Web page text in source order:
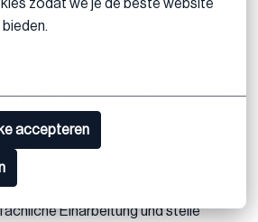
zodat we je de beste website
accepteren
oder Finance (z. B. Audit,
oder Controlling) sind von Vorteil
Zeitraum von mindestens drei
Einarbeitung und steile